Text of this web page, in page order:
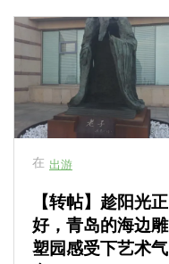
在 出游
【转帖】趁阳光正
好，青岛的海边雕
塑园感受下艺术气